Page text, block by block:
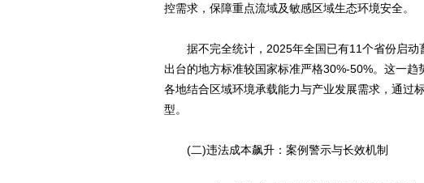
控需求，保障重点流域及敏感区域生态环境安全。
据不完全统计，2025年全国已有11个省份启动
出台的地方标准较国家标准严格30%-50%。这一趋
各地结合区域环境承载能力与产业发展需求，通过
型。
(二)违法成本飙升：案例警示与长效机制